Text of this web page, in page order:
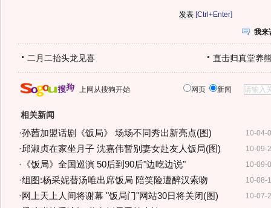
[Ctrl+Enter]
我来
二月二抬头龙见喜 直击归真堂养
上网从搜狗开始 网页 新闻
相关新闻
10-04-
·孙茜加盟话剧《饭局》 场场不同秀出新亮点(图)
10-09-
·邱淑贞在家坐月子 沈嘉伟暂别妻女赴友人饭局(图)
10-09-
· 《饭局》全国巡演 50后到90后"边吃边说"
10-08-
·组图:杨采妮替汤唯出席饭局 陪笑险遭醉汉索吻
10-07-
·网上天上人间将谢幕 "饭局门"网站30日将关闭(图)